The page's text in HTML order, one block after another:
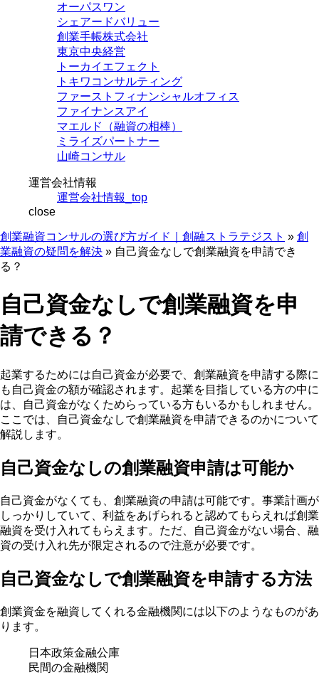
オーパスワン
シェアードバリュー
創業手帳株式会社
東京中央経営
トーカイエフェクト
トキワコンサルティング
ファーストフィナンシャルオフィス
ファイナンスアイ
マエルド（融資の相棒）
ミライズパートナー
山崎コンサル
運営会社情報
運営会社情報_top
close
創業融資コンサルの選び方ガイド｜創融ストラテジスト » 創
業融資の疑問を解決 » 自己資金なしで創業融資を申請でき
る？
自己資金なしで創業融資を申
請できる？
起業するためには自己資金が必要で、創業融資を申請する際に
も自己資金の額が確認されます。起業を目指している方の中に
は、自己資金がなくためらっている方もいるかもしれません。
ここでは、自己資金なしで創業融資を申請できるのかについて
解説します。
自己資金なしの創業融資申請は可能か
自己資金がなくても、創業融資の申請は可能です。事業計画が
しっかりしていて、利益をあげられると認めてもらえれば創業
融資を受け入れてもらえます。ただ、自己資金がない場合、融
資の受け入れ先が限定されるので注意が必要です。
自己資金なしで創業融資を申請する方法
創業資金を融資してくれる金融機関には以下のようなものがあ
ります。
日本政策金融公庫
民間の金融機関